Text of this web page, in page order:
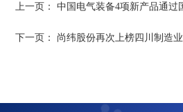
上一页：中国电气装备4项新产品通过
下一页： 尚纬股份再次上榜四川制造